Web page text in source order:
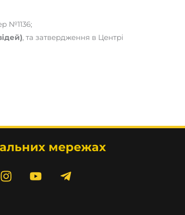
№1136;
, та затвердження в Центрі
мережах